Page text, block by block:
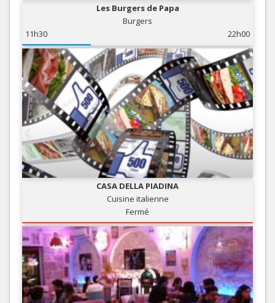
Les Burgers de Papa
Burgers
11h30
22h00
CASA DELLA PIADINA
Cuisine italienne
Fermé